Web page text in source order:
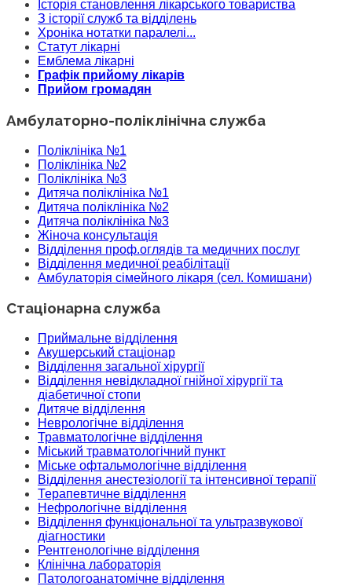
Історія становлення лікарського товариства
З історії служб та відділень
Хроніка нотатки паралелі...
Статут лікарні
Емблема лікарні
Графік прийому лікарів
Прийом громадян
Амбулаторно-поліклінічна служба
Поліклініка №1
Поліклініка №2
Поліклініка №3
Дитяча поліклініка №1
Дитяча поліклініка №2
Дитяча поліклініка №3
Жіноча консультація
Відділення проф.оглядів та медичних послуг
Відділення медичної реабілітації
Амбулаторія сімейного лікаря (сел. Комишани)
Стаціонарна служба
Приймальне відділення
Акушерський стаціонар
Відділення загальної хірургії
Відділення невідкладної гнійної хірургії та
діабетичної стопи
Дитяче відділення
Неврологічне відділення
Травматологічне відділення
Міський травматологічний пункт
Міське офтальмологічне відділення
Відділення анестезіології та інтенсивної терапії
Терапевтичне відділення
Нефрологічне відділення
Відділення функціональної та ультразвукової
діагностики
Рентгенологічне відділення
Клінічна лабораторія
Патологоанатомічне відділення